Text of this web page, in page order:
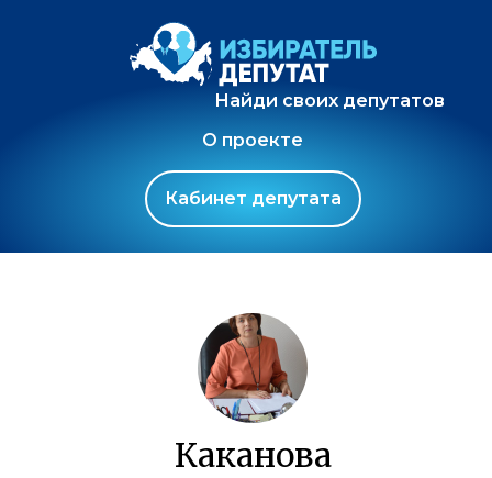
Найди своих депутатов
О проекте
Кабинет депутата
Каканова